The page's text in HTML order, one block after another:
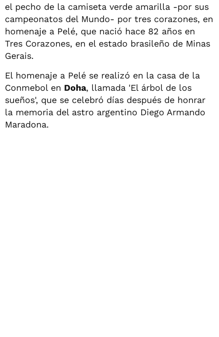
el pecho de la camiseta verde amarilla -por sus
campeonatos del Mundo- por tres corazones, en
homenaje a Pelé, que nació hace 82 años en
Tres Corazones, en el estado brasileño de Minas
Gerais.
El homenaje a Pelé se realizó en la casa de la
Conmebol en Doha, llamada 'El árbol de los
sueños', que se celebró días después de honrar
la memoria del astro argentino Diego Armando
Maradona.